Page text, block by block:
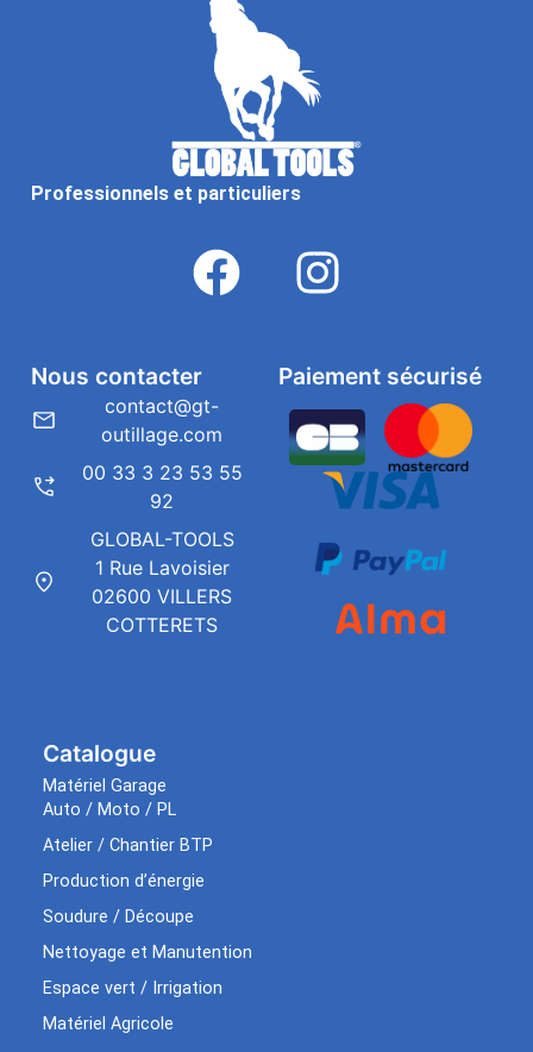
Professionnels et particuliers
Catalogue
Matériel Garage
Auto / Moto / PL
Atelier / Chantier BTP
Production d’énergie
Soudure / Découpe
Nettoyage et Manutention
Espace vert / Irrigation
Matériel Agricole
Paiement sécurisé
Nous contacter
contact@gt-
outillage.com
00 33 3 23 53 55
92
GLOBAL-TOOLS
1 Rue Lavoisier
02600 VILLERS
COTTERETS